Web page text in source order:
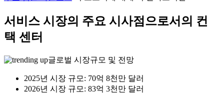
서비스 시장의 주요 시사점으로서의 컨
택 센터
글로벌 시장규모 및 전망
2025년 시장 규모: 70억 8천만 달러
2026년 시장 규모: 83억 3천만 달러